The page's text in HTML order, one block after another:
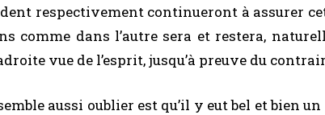
respectivement continueront à assurer
comme dans l’autre sera et restera,
vue de l’esprit, jusqu’à preuve du
semble aussi oublier est qu’il y eut bel et bien